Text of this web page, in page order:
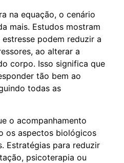
na equação, o cenário
mais. Estudos mostram
podem reduzir a
ao alterar a
corpo. Isso significa que
tão bem ao
todas as
o acompanhamento
os aspectos biológicos
Estratégias para reduzir
psicoterapia ou